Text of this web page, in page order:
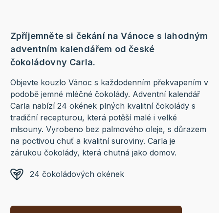
Zpříjemněte si čekání na Vánoce s lahodným
adventním kalendářem od české
čokoládovny Carla.
Objevte kouzlo Vánoc s každodenním překvapením v
podobě jemné mléčné čokolády. Adventní kalendář
Carla nabízí 24 okének plných kvalitní čokolády s
tradiční recepturou, která potěší malé i velké
mlsouny. Vyrobeno bez palmového oleje, s důrazem
na poctivou chuť a kvalitní suroviny. Carla je
zárukou čokolády, která chutná jako domov.
24 čokoládových okének